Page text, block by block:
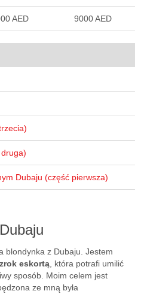
blondynka z Dubaju. Jestem
eskortą, która potrafi umilić
sposób. Moim celem jest
ze mną była
AED 9000 AED
Dubaju (część pierwsza)